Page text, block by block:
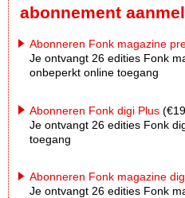
abonnement
Abonneren Fonk magazine
Je ontvangt 26 edities Fonk
onbeperkt online toegang
Abonneren Fonk digi Plus
Je ontvangt 26 edities Fonk
toegang
Abonneren Fonk magazine
Je ontvangt 26 edities Fonk